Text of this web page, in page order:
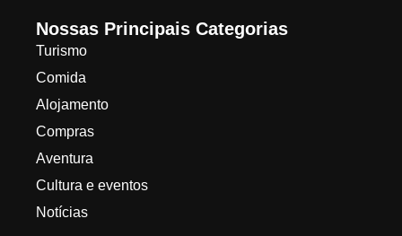
Nossas Principais Categorias
Turismo
Comida
Alojamento
Compras
Aventura
Cultura e eventos
Notícias